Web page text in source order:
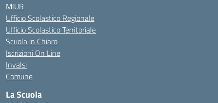
MIUR
Ufficio Scolastico Regionale
Ufficio Scolastico Territoriale
Scuola in Chiaro
Iscrizioni On Line
Invalsi
Comune
La Scuola